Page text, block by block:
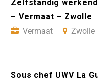
Zelfstandig werkend
– Vermaat – Zwolle
Vermaat
Zwolle
Sous chef UWV La